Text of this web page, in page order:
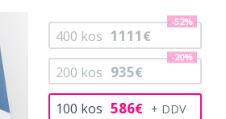
100 kos 586€
200 kos 935€
-20%
400 kos 1111€
-52%